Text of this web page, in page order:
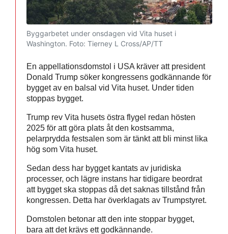
Byggarbetet under onsdagen vid Vita huset i
Washington. Foto: Tierney L Cross/AP/TT
En appellationsdomstol i USA kräver att president
Donald Trump söker kongressens godkännande för
bygget av en balsal vid Vita huset. Under tiden
stoppas bygget.
Trump rev Vita husets östra flygel redan hösten
2025 för att göra plats åt den kostsamma,
pelarprydda festsalen som är tänkt att bli minst lika
hög som Vita huset.
Sedan dess har bygget kantats av juridiska
processer, och lägre instans har tidigare beordrat
att bygget ska stoppas då det saknas tillstånd från
kongressen. Detta har överklagats av Trumpstyret.
Domstolen betonar att den inte stoppar bygget,
bara att det krävs ett godkännande.